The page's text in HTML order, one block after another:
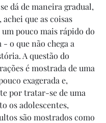
dá de maneira gradual,
que as coisas
pouco mais rápido do
o que não chega a
A questão do
é mostrada de uma
exagerada e,
por tratar-se de uma
os adolescentes,
são mostrados como